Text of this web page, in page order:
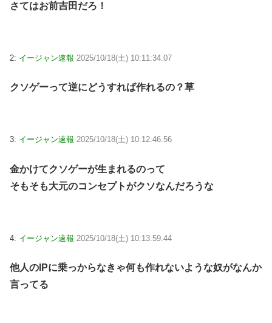
さてはお前吉田だろ！
2: イージャン速報 2025/10/18(土) 10:11:34.07
クソゲーって逆にどうすれば作れるの？草
3: イージャン速報 2025/10/18(土) 10:12:46.56
金かけてクソゲーが生まれるのって
そもそも大元のコンセプトがクソなんだろうな
4: イージャン速報 2025/10/18(土) 10:13:59.44
他人のIPに乗っからなきゃ何も作れないような奴がなんか
言ってる